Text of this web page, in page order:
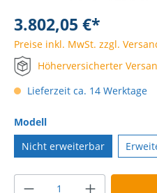
3.802,05 €*
Preise inkl. MwSt. zzgl.
Höherversicherter
Lieferzeit ca. 14 Werktage
Modell
Nicht erweiterbar